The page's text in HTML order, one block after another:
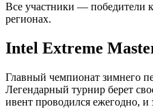
Все участники — победители
регионах.
Intel Extreme
Главный чемпионат зимнего
Легендарный турнир берет
ивент проводился ежегодно, и